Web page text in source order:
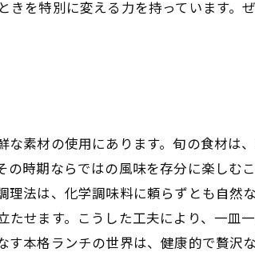
を特別に変える力を持っています。
素材の使用にあります。旬の食材は
時期ならではの風味を存分に楽しむ
法は、化学調味料に頼らずとも自然
せます。こうした工夫により、一皿
本格ランチの世界は、健康的で贅沢